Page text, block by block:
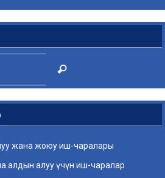
Search
жана жоюу иш-чаралары
алдын алуу үчүн иш-чаралар